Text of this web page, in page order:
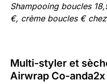
Shampooing boucles
€, crème boucles €
Multi-styler et
Airwrap Co-anda2x